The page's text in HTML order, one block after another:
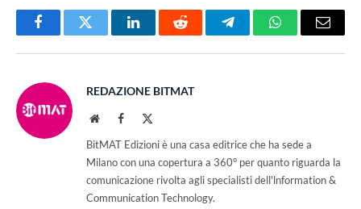
FacebookTwitter LinkedInReddit TelegramWhatsAppEmail
REDAZIONE BITMAT
WebsiteFacebook
BitMAT Edizioni è una casa editrice che ha sede a
Milano con una copertura a 360° per quanto riguarda la
comunicazione rivolta agli specialisti dell'lnformation &
Communication Technology.